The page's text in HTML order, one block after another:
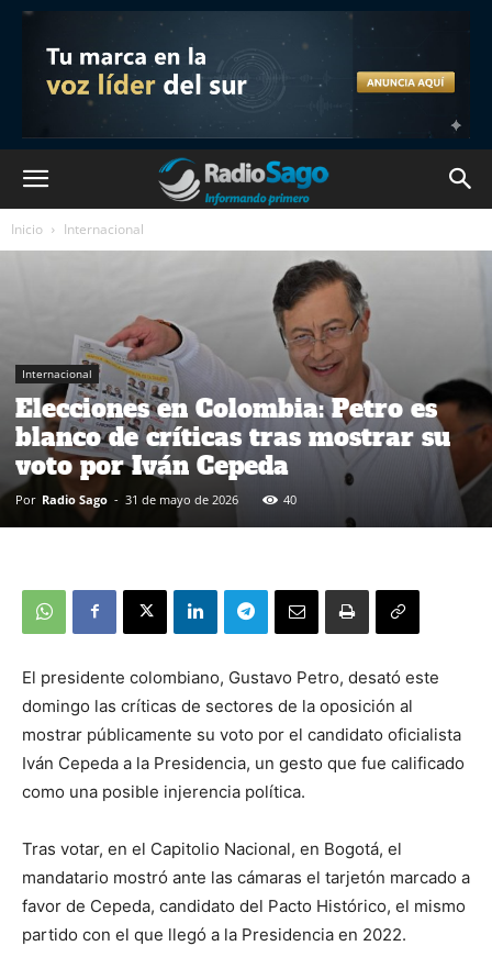
Inicio Internacional
Internacional
Elecciones en Colombia: Petro es
blanco de críticas tras mostrar su
voto por Iván Cepeda
Por Radio Sago - 31 de mayo de 2026 40
El presidente colombiano, Gustavo Petro, desató este
domingo las críticas de sectores de la oposición al
mostrar públicamente su voto por el candidato oficialista
Iván Cepeda a la Presidencia, un gesto que fue calificado
como una posible injerencia política.
Tras votar, en el Capitolio Nacional, en Bogotá, el
mandatario mostró ante las cámaras el tarjetón marcado a
favor de Cepeda, candidato del Pacto Histórico, el mismo
partido con el que llegó a la Presidencia en 2022.